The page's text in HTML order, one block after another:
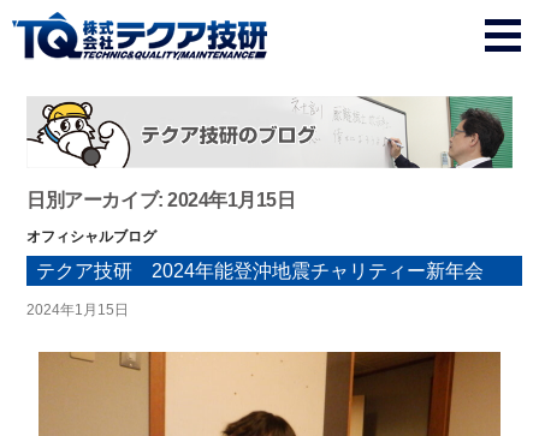
日別アーカイブ: 2024年1月15日
オフィシャルブログ
テクア技研 2024年能登沖地震チャリティー新年会
2024年1月15日